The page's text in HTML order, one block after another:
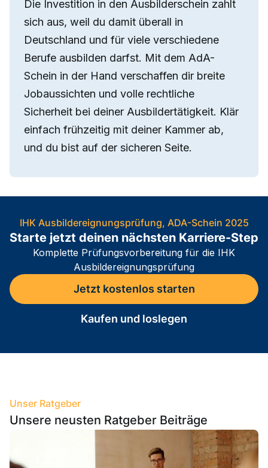
Die Investition in den Ausbilderschein zahlt
sich aus, weil du damit überall in
Deutschland und für viele verschiedene
Berufe ausbilden darfst. Mit dem AdA-
Schein in der Hand verschaffen dir breite
Jobaussichten und volle rechtliche
Sicherheit bei deiner Ausbildertätigkeit. Klär
einfach frühzeitig mit deiner Kammer ab,
und du bist auf der sicheren Seite.
IHK Ausbildereignungsprüfung, ADA-Schein 2025
Starte jetzt deinen nächsten Karriere-Step
Komplette Prüfungsvorbereitung für die IHK
Ausbildereignungsprüfung
Jetzt kostenlos starten
Kaufen und loslegen
Unser Ratgeber
Unsere neusten Ratgeber Beiträge